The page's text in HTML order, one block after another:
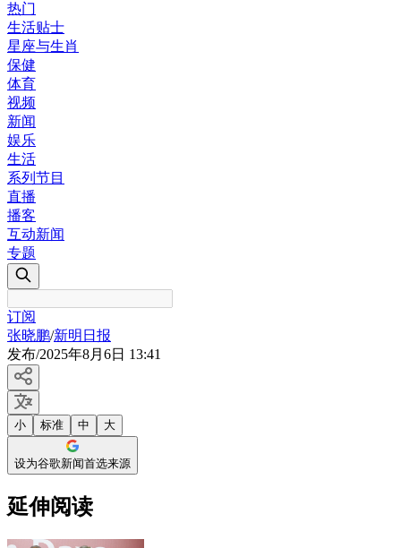
热门
生活贴士
星座与生肖
保健
体育
视频
新闻
娱乐
生活
系列节目
直播
播客
互动新闻
专题
订阅
张晓鹏/新明日报
发布/2025年8月6日 13:41
小 标准 中 大
设为谷歌新闻首选来源
延伸阅读